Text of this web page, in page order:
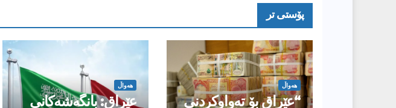
پۆستى تر
هەواڵ
“عێراق بۆ تەواوکردنی
هەواڵ
عێراق: بانگەشەكانی